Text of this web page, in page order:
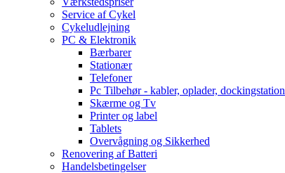
Service af Cykel
Cykeludlejning
PC & Elektronik
Bærbarer
Stationær
Telefoner
Pc Tilbehør - kabler, oplader, dockingstation
Skærme og Tv
Printer og label
Tablets
Overvågning og Sikkerhed
Renovering af Batteri
Handelsbetingelser